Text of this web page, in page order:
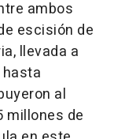
ambos
escisión de
llevada a
al
millones de